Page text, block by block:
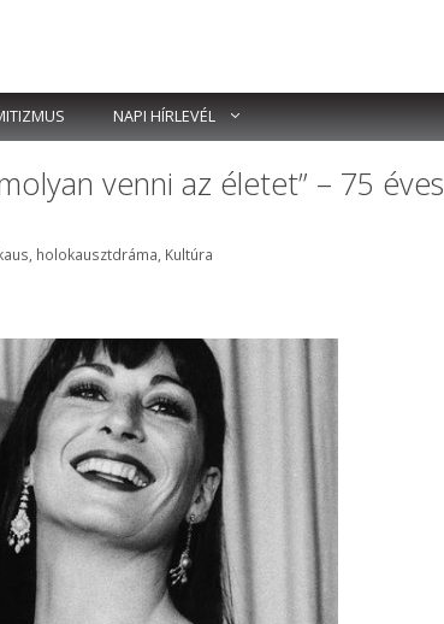
NAPI HÍRLEVÉL
venni az életet” – 75 éves
holokausztdráma Kultúra